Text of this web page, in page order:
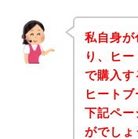
私自身が
り、ヒ
で購入す
ヒート
下記ペー
がでしょ